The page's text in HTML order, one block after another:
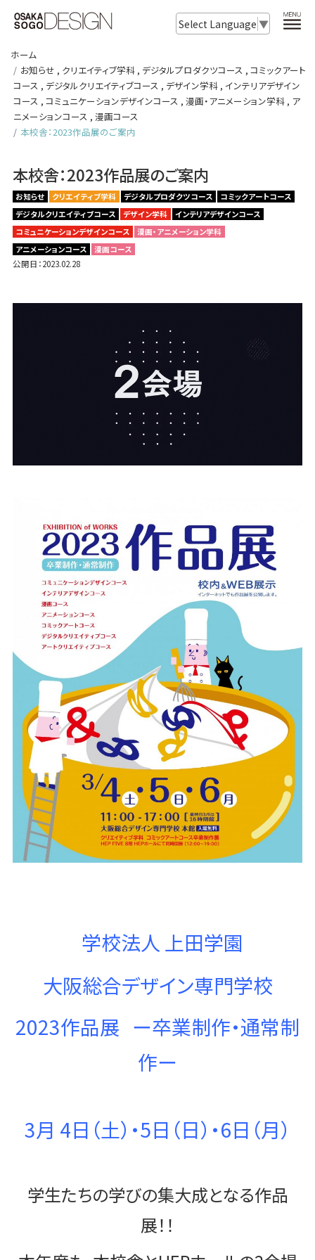
Select Language ▼
ホーム
お知らせ , クリエイティブ学科, デジタルプロダクツコース , コミックアート
コース , デジタルクリエイティブコース , デザイン学科 , インテリアデザイン
コース ,コミュニケーションデザインコース ,漫画・アニメーション学科 , ア
ニメーションコース ,漫画コース
本校舎：2023作品展のご案内
本校舎：2023作品展のご案内
お知らせ クリエイティブ学科 デジタルプロダクツコース
コミックアートコース
デジタルクリエイティブコース
デザイン学科
インテリアデザインコース
コミュニケーションデザインコース
漫画・アニメーション学科
アニメーションコース
漫画コース
公開日：2023.02.28
学校法人 上田学園
大阪総合デザイン専門学校
2023作品展 ー卒業制作・通常制
作ー
3月 4日（土）・5日（日）・6日（月）
学生たちの学びの集大成となる作品
展！！